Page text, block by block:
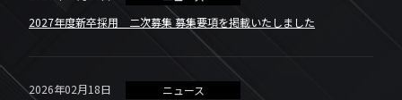
2027年度新卒採用 二次募集 募集要項を掲載いたしました
2026年02月18日 ニュース